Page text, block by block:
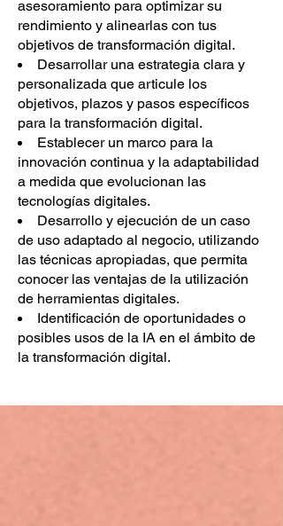
asesoramiento para optimizar su
rendimiento y alinearlas con tus
objetivos de transformación digital.
Desarrollar una estrategia clara y
personalizada que articule los
objetivos, plazos y pasos específicos
para la transformación digital.
Establecer un marco para la
innovación continua y la adaptabilidad
a medida que evolucionan las
tecnologías digitales.
Desarrollo y ejecución de un caso
de uso adaptado al negocio, utilizando
las técnicas apropiadas, que permita
conocer las ventajas de la utilización
de herramientas digitales.
Identificación de oportunidades o
posibles usos de la IA en el ámbito de
la transformación digital.